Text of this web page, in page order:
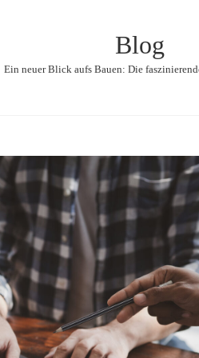
Blog
Ein neuer Blick aufs Bauen: Die